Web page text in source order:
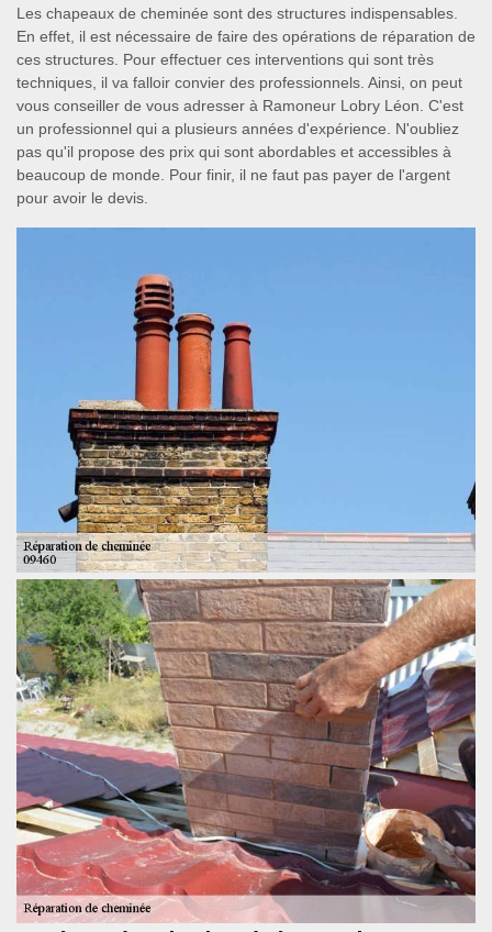
Les chapeaux de cheminée sont des structures indispensables.
En effet, il est nécessaire de faire des opérations de réparation de
ces structures. Pour effectuer ces interventions qui sont très
techniques, il va falloir convier des professionnels. Ainsi, on peut
vous conseiller de vous adresser à Ramoneur Lobry Léon. C'est
un professionnel qui a plusieurs années d'expérience. N'oubliez
pas qu'il propose des prix qui sont abordables et accessibles à
beaucoup de monde. Pour finir, il ne faut pas payer de l'argent
pour avoir le devis.